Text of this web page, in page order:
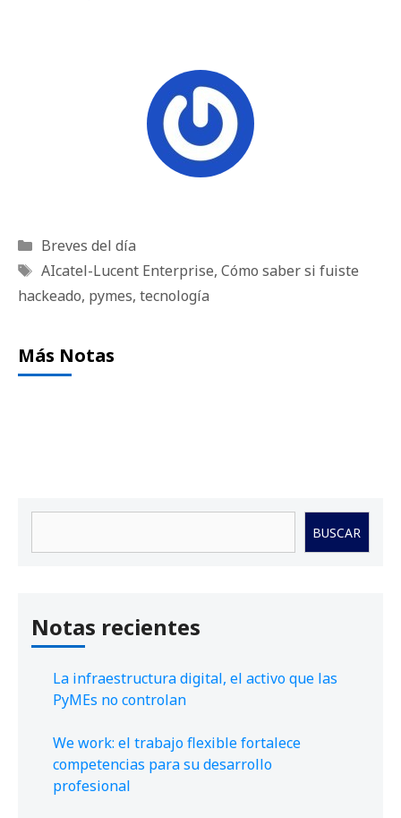
Categorías
Breves del día
Etiquetas
AIcatel-Lucent Enterprise, Cómo saber si fuiste
hackeado, pymes, tecnología
Más Notas
BUSCAR
Notas recientes
La infraestructura digital, el activo que las
PyMEs no controlan
We work: el trabajo flexible fortalece
competencias para su desarrollo
profesional